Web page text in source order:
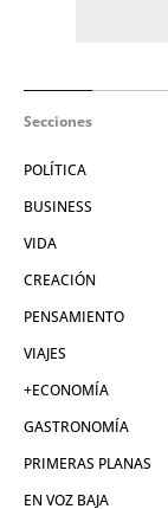
Secciones
POLÍTICA
BUSINESS
VIDA
CREACIÓN
PENSAMIENTO
VIAJES
+ECONOMÍA
GASTRONOMÍA
PRIMERAS PLANAS
EN VOZ BAJA